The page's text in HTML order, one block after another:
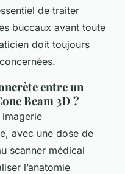
de traiter
buccaux avant toute
doit toujours
entre un
Beam 3D ?
avec une dose de
scanner médical
l’anatomie